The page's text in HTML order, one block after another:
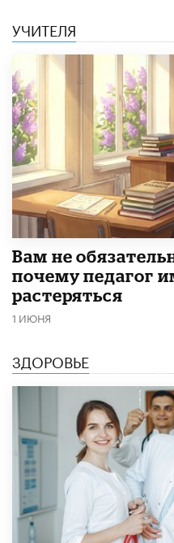
УЧИТЕЛЯ
​Вам не
почему педагог
растеряться
1 ИЮНЯ
ЗДОРОВЬЕ